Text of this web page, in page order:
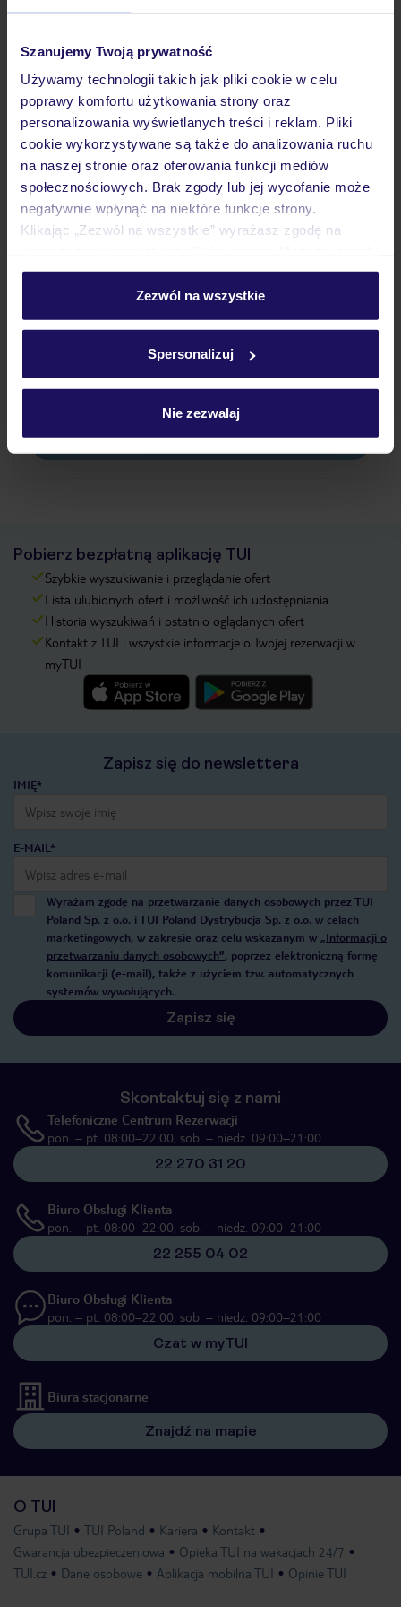
Szanujemy Twoją prywatność
Używamy technologii takich jak pliki cookie w celu
poprawy komfortu użytkowania strony oraz
personalizowania wyświetlanych treści i reklam. Pliki
cookie wykorzystywane są także do analizowania ruchu
na naszej stronie oraz oferowania funkcji mediów
społecznościowych. Brak zgody lub jej wycofanie może
negatywnie wpłynąć na niektóre funkcje strony.
Klikając „Zezwól na wszystkie” wyrażasz zgodę na
personalizować swój wybór wchodząc w zakładkę
Szczegółowe informacje o plikach cookie znajdziesz
Zezwól na wszystkie
Spersonalizuj
Nie zezwalaj
Pokoje
Wyżywienie
Atrakcje
Ważne informacje
Często zadawane pytania
Jak zmienić uczestników/osobę zgłaszającą?
Na jakiej podstawie i gdzie otrzymam karty
pokładowe/bilety lotnicze?
Pobierz bezpłatną aplikację TUI
Szybkie wyszukiwanie i przeglądanie ofert
Lista ulubionych ofert i możliwość ich udostępniania
Historia wyszukiwań i ostatnio oglądanych ofert
Kontakt z TUI i wszystkie informacje o Twojej rezerwacji w
myTUI
Zapisz się do newslettera
IMIĘ*
E-MAIL*
Wyrażam zgodę na przetwarzanie danych osobowych przez TUI
Poland Sp. z o.o. i TUI Poland Dystrybucja Sp. z o.o. w celach
marketingowych, w zakresie oraz celu wskazanym w „Informacji o
przetwarzaniu danych osobowych”, poprzez elektroniczną formę
komunikacji (e-mail), także z użyciem tzw. automatycznych
systemów wywołujących.
Zapisz się
Skontaktuj się z nami
Telefoniczne Centrum Rezerwacji
pon. – pt. 08:00–22:00, sob. – niedz. 09:00–21:00
22 270 31 20
Biuro Obsługi Klienta
pon. – pt. 08:00–22:00, sob. – niedz. 09:00–21:00
22 255 04 02
Biuro Obsługi Klienta
pon. – pt. 08:00–22:00, sob. – niedz. 09:00–21:00
Czat w myTUI
Biura stacjonarne
Znajdź na mapie
O TUI
Grupa TUI TUI Poland Kariera
Kontakt
Gwarancja ubezpieczeniowa
Opieka TUI na wakacjach 24/7
TUI.cz
Dane osobowe Aplikacja mobilna TUI Opinie TUI